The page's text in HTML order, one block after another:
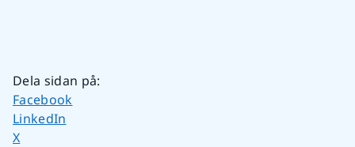
Dela sidan på:
Dela sidan på
Facebook
Dela sidan på
LinkedIn
Dela sidan på
X